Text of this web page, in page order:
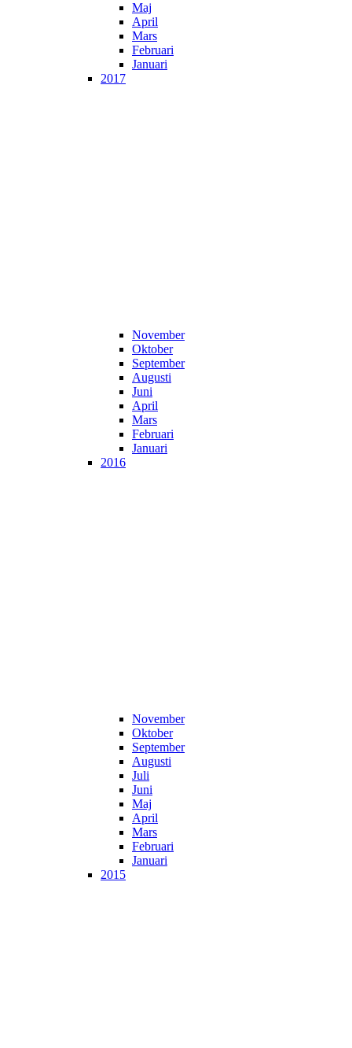
Maj
April
Mars
Februari
Januari
2017
November
Oktober
September
Augusti
Juni
April
Mars
Februari
Januari
2016
November
Oktober
September
Augusti
Juli
Juni
Maj
April
Mars
Februari
Januari
2015